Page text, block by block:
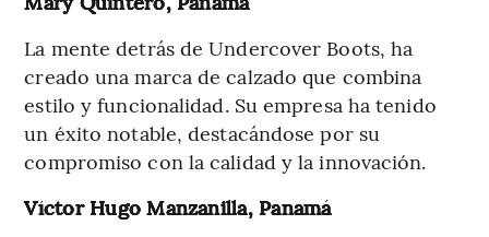
La mente detrás de Undercover Boots, ha
creado una marca de calzado que combina
estilo y funcionalidad. Su empresa ha tenido
un éxito notable, destacándose por su
compromiso con la calidad y la innovación.
Víctor Hugo Manzanilla, Panamá